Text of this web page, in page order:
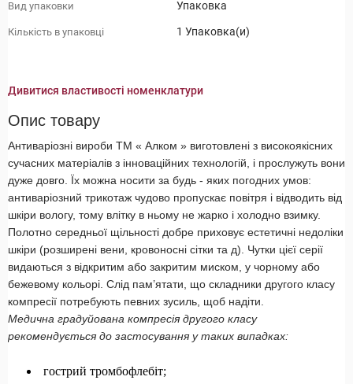
Вид упаковки Упаковка
Кількість в упаковці 1 Упаковка(и)
Дивитися властивості номенклатури
Опис товару
Антиваріозні вироби ТМ « Алком » виготовлені з високоякісних
сучасних матеріалів з інноваційних технологій, і прослужуть вони
дуже довго. Їх можна носити за будь - яких погодних умов:
антиваріозний трикотаж чудово пропускає повітря і відводить від
шкіри вологу, тому влітку в ньому не жарко і холодно взимку.
Полотно середньої щільності добре приховує естетичні недоліки
шкіри (розширені вени, кровоносні сітки та д). Чутки цієї серії
видаються з відкритим або закритим миском, у чорному або
бежевому кольорі. Слід пам’ятати, що складники другого класу
компресії потребують певних зусиль, щоб надіти.
Медична градуйована компресія другого класу
рекомендується до застосування у таких випадках:
гострий тромбофлебіт;